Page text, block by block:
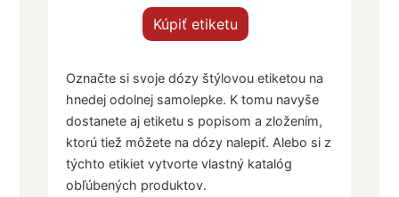
Kúpiť etiketu
Označte si svoje dózy štýlovou etiketou na
hnedej odolnej samolepke. K tomu navyše
dostanete aj etiketu s popisom a zložením,
ktorú tiež môžete na dózy nalepiť. Alebo si z
týchto etikiet vytvorte vlastný katalóg
obľúbených produktov.